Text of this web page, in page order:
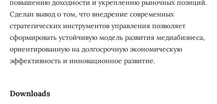
повышению доходности и укреплению рыночных позиций.
Сделан вывод о том, что внедрение современных
стратегических инструментов управления позволяет
сформировать устойчивую модель развития медиабизнеса,
ориентированную на долгосрочную экономическую
эффективность и инновационное развитие.
Downloads